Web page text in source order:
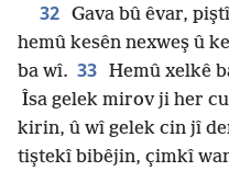
32 Gava bû êvar,
hemû kesên nexweş û
ba wî. 33 Hemû xelkê
Îsa gelek mirov ji her
kirin, û wî gelek cin jî
tiştekî bibêjin, çimkî